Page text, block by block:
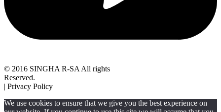
© 2016 SINGHA R-SA All rights
Reserved.
| Privacy Policy
We use cookies to ensure that we give you the best experience on